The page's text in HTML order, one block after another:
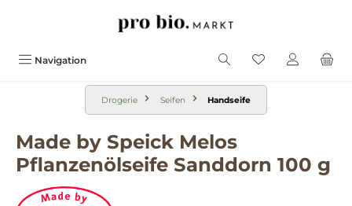
Navigation
Drogerie Seifen Handseife
Made by Speick Melos
Pflanzenölseife Sanddorn 100 g